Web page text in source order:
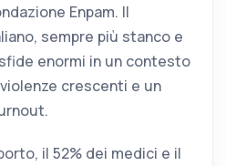
Enpam. Il
sempre più stanco e
enormi in un contesto
crescenti e un
il 52% dei medici e il